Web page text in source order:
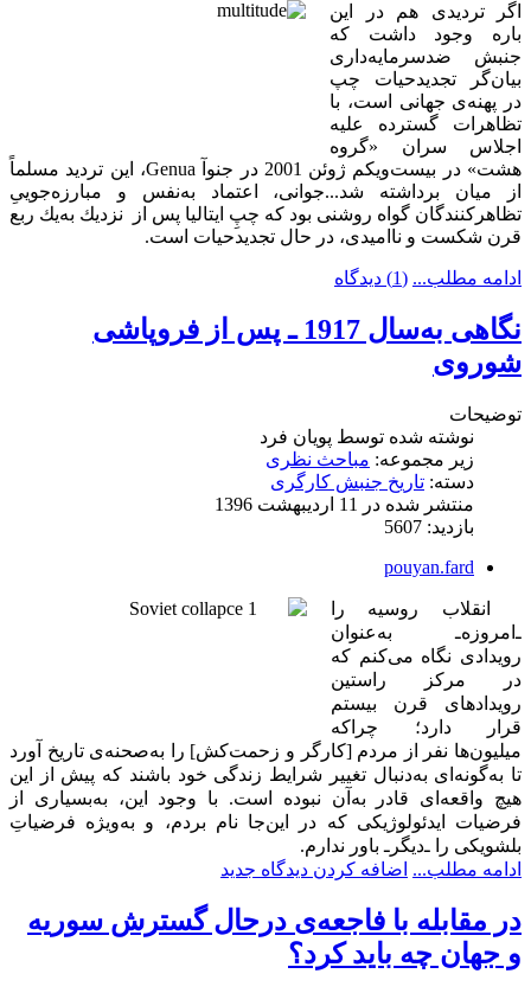
اگر تردیدی هم در این
باره وجود داشت كه
جنبش ضدسرمایه‌داری
بیان‌گر تجدیدحیات چپ
در پهنه‌ی جهانی است، با
تظاهرات گسترده علیه
اجلاس سران «گروه
هشت» در بیست‌و‌یكم ژوئن 2001 در جنوآ
Genua، این تردید مسلماً
از میان برداشته شد...جوانی، اعتماد به‌نفس و مبارزه‌جوییِ
تظاهركنندگان گواه روشنی بود كه چپِ ایتالیا پس از نزدیك به‌یك ‌ربع
قرن شكست و ناامیدی، در حال تجدیدحیات است.
ادامه مطلب... (1) دیدگاه
نگاهی به‌سال 1917 ـ پس از فروپاشی
شوروی
توضیحات
نوشته شده توسط پویان فرد
زیر مجموعه: مباحث نظری
دسته: تاریخ جنبش کارگری
منتشر شده در 11 ارديبهشت 1396
بازدید: 5607
pouyan.fard
‌انقلاب روسیه را
ـ‌امروزه‌ـ به‌عنوان
رویدادی نگاه می‌کنم که
در مرکز راستین
رویدادهای قرن بیستم
قرار دارد؛ چراکه
میلیون‌ها نفر از مردم [کارگر و زحمت‌کش] را به‌صحنه‌ی تاریخ آورد
تا به‌گونه‌ای به‌دنبال تغییر شرایط زندگی خود باشند که پیش از این
هیچ واقعه‌ای قادر به‌آن نبوده است. با وجود این، به‌بسیاری از
فرضیات ایدئولوژیکی که در این‌جا نام بردم، و به‌ویژه فرضیاتِ
بلشویکی را ـ‌دیگر‌ـ باور ندارم.
ادامه مطلب... اضافه کردن دیدگاه جدید
در مقابله با فاجعه‌ی درحال گسترش سوریه
و جهان چه باید کرد؟